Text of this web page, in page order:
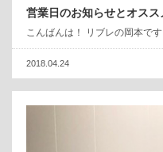
営業日のお知らせとオスス
こんばんは！ リブレの岡本です
2018.04.24